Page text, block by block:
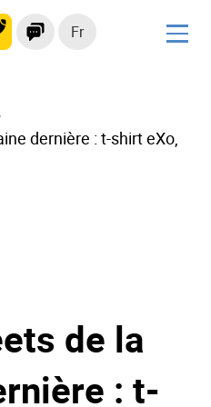
Fr
dernière : t-shirt eXo,
de la
: t-